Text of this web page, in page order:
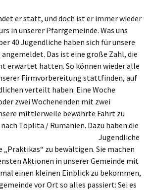
er statt, und doch ist er immer wieder
in unserer Pfarrgemeinde. Was uns
40 Jugendliche haben sich für unsere
Das ist eine große Zahl, die
erwartet hatten. So können wieder alle
Firmvorbereitung stattfinden, auf
verteilt haben: Eine Woche
zwei Wochenenden mit zwei
mittlerweile bewährte Fahrt zu
Toplita / Rumänien. Dazu haben die
Jugendliche
„Praktikas“ zu bewältigen. Sie machen
Aktionen in unserer Gemeinde mit
einen kleinen Einblick zu bekommen,
vor Ort so alles passiert: Sei es